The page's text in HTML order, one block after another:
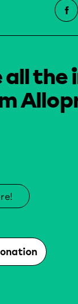
all the